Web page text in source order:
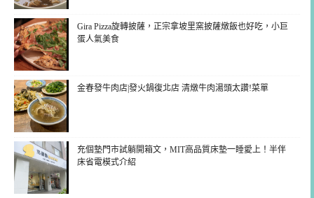
Gira Pizza旋轉披薩，正宗拿坡里窯披薩燉飯也好吃，小巨
蛋人氣美食
金春發牛肉店|發火鍋復北店 清燉牛肉湯頭太讚!菜單
充個墊門市試躺開箱文，MIT高品質床墊一睡愛上！半伴
床省電模式介紹